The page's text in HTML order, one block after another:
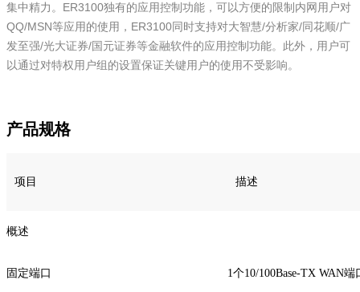
集中精力。ER3100独有的应用控制功能，可以方便的限制内网用户对
QQ/MSN等应用的使用，ER3100同时支持对大智慧/分析家/同花顺/广
发至强/光大证券/国元证券等金融软件的应用控制功能。此外，用户可
以通过对特权用户组的设置保证关键用户的使用不受影响。
产品规格
项目 描述
概述
固定端口 1个10/100Base-TX WAN端